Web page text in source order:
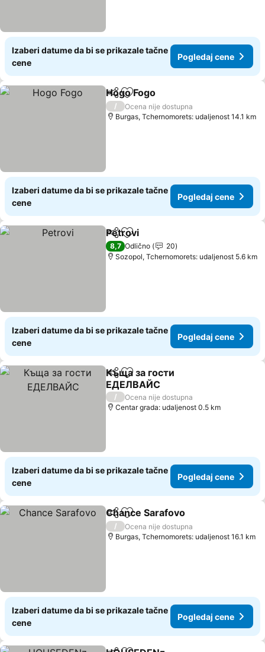
Izaberi datume da bi se prikazale tačne
cene
Pogledaj cene
Deli Dodati u favorite
Hogo Fogo
/
Ocena nije dostupna
Burgas, Tchernomorets: udaljenost 14.1 km
Izaberi datume da bi se prikazale tačne
cene
Pogledaj cene
Deli Dodati u favorite
Petrovi
8,7 Odlično
20
Sozopol, Tchernomorets: udaljenost 5.6 km
Izaberi datume da bi se prikazale tačne
cene
Pogledaj cene
Deli Dodati u favorite
Къща за гости
ЕДЕЛВАЙС
Pogledaj cene
/
Ocena nije dostupna
Centar grada: udaljenost 0.5 km
Izaberi datume da bi se prikazale tačne
cene
Pogledaj cene
Deli Dodati u favorite
Chance Sarafovo
/
Ocena nije dostupna
Burgas, Tchernomorets: udaljenost 16.1 km
Izaberi datume da bi se prikazale tačne
cene
Pogledaj cene